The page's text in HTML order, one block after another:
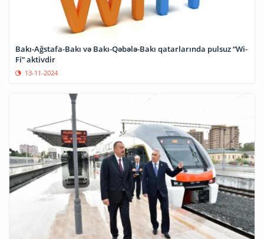
Bakı-Ağstafa-Bakı və Bakı-Qəbələ-Bakı qatarlarında pulsuz “Wi-
Fi” aktivdir
13-11-2024